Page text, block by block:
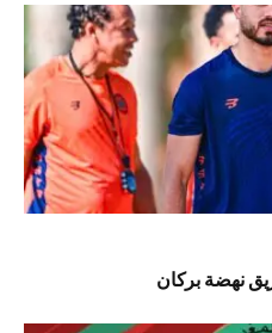
نهضة بركان